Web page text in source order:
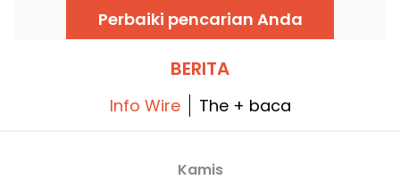
dan makanan enak menanti Anda....
Perbaiki pencarian Anda
BERITA
Info Wire The + baca
Kamis